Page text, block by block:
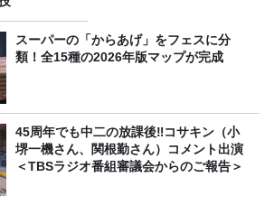
スーパーの「からあげ」をフェスに分
類！全15種の2026年版マップが完成
45周年でも中二の放課後‼コサキン（小
堺一機さん、関根勤さん）コメント出演
＜TBSラジオ番組審議会からのご報告＞